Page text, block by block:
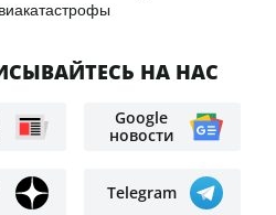
НА НАС
Google
новости
Telegram